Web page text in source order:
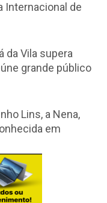
Internacional de
da Vila supera
grande público
Lins, a Nena,
em